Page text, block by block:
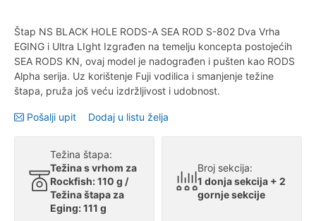
Štap NS BLACK HOLE RODS-A SEA ROD S-802 Dva Vrha
EGING i Ultra LIght Izgrađen na temelju koncepta postojećih
SEA RODS KN, ovaj model je nadograđen i pušten kao RODS
Alpha serija. Uz korištenje Fuji vodilica i smanjenje težine
štapa, pruža još veću izdržljivost i udobnost.
Pošalji upit Dodaj u listu želja
Težina štapa:
Težina s vrhom za
Rockfish: 110 g /
Težina štapa za
Eging: 111 g
Broj sekcija:
1 donja sekcija + 2
gornje sekcije